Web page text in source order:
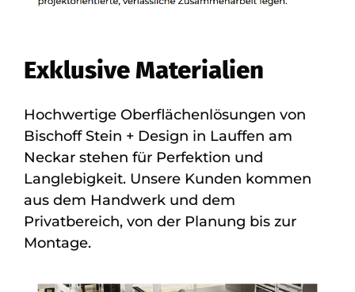
Exklusive Materialien
Hochwertige Oberflächenlösungen von
Bischoff Stein + Design in Lauffen am
Neckar stehen für Perfektion und
Langlebigkeit. Unsere Kunden kommen
aus dem Handwerk und dem
Privatbereich, von der Planung bis zur
Montage.